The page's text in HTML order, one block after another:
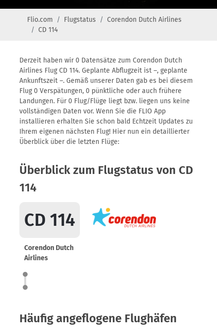
Flio.com Flugstatus
Corendon Dutch Airlines
CD 114
Derzeit haben wir 0 Datensätze zum Corendon Dutch
Airlines Flug CD 114. Geplante Abflugzeit ist –, geplante
Ankunftszeit –. Gemäß unserer Daten gab es bei diesem
Flug 0 Verspätungen, 0 pünktliche oder auch frühere
Landungen. Für 0 Flug/Flüge liegt bzw. liegen uns keine
vollständigen Daten vor. Wenn Sie die FLIO App
installieren erhalten Sie schon bald Echtzeit Updates zu
Ihrem eigenen nächsten Flug! Hier nun ein detaillierter
Überblick über die letzten Flüge:
Überblick zum Flugstatus von CD
114
CD 114
Corendon Dutch
Airlines
Häufig angeflogene Flughäfen